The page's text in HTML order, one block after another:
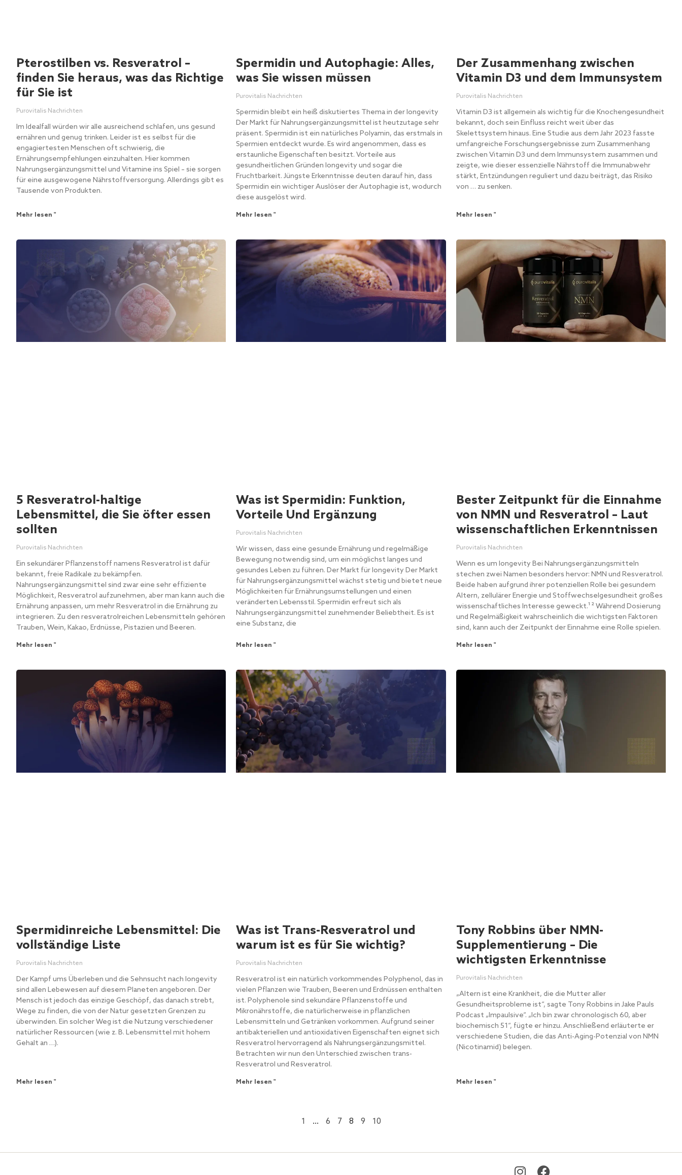
Pterostilben vs. Resveratrol –
finden Sie heraus, was das Richtige
für Sie ist
Purovitalis Nachrichten
Im Idealfall würden wir alle ausreichend schlafen, uns gesund
ernähren und genug trinken. Leider ist es selbst für die
engagiertesten Menschen oft schwierig, die
Ernährungsempfehlungen einzuhalten. Hier kommen
Nahrungsergänzungsmittel und Vitamine ins Spiel – sie sorgen
für eine ausgewogene Nährstoffversorgung. Allerdings gibt es
Tausende von Produkten.
Mehr lesen "
Spermidin und Autophagie: Alles,
was Sie wissen müssen
Purovitalis Nachrichten
Spermidin bleibt ein heiß diskutiertes Thema in der longevity
Der Markt für Nahrungsergänzungsmittel ist heutzutage sehr
präsent. Spermidin ist ein natürliches Polyamin, das erstmals in
Spermien entdeckt wurde. Es wird angenommen, dass es
erstaunliche Eigenschaften besitzt. Vorteile aus
gesundheitlichen Gründen longevity und sogar die
Fruchtbarkeit. Jüngste Erkenntnisse deuten darauf hin, dass
Spermidin ein wichtiger Auslöser der Autophagie ist, wodurch
diese ausgelöst wird.
Mehr lesen "
Der Zusammenhang zwischen
Vitamin D3 und dem Immunsystem
Purovitalis Nachrichten
Vitamin D3 ist allgemein als wichtig für die Knochengesundheit
bekannt, doch sein Einfluss reicht weit über das
Skelettsystem hinaus. Eine Studie aus dem Jahr 2023 fasste
umfangreiche Forschungsergebnisse zum Zusammenhang
zwischen Vitamin D3 und dem Immunsystem zusammen und
zeigte, wie dieser essenzielle Nährstoff die Immunabwehr
stärkt, Entzündungen reguliert und dazu beiträgt, das Risiko
von … zu senken.
Mehr lesen "
5 Resveratrol-haltige
Lebensmittel, die Sie öfter essen
sollten
Purovitalis Nachrichten
Ein sekundärer Pflanzenstoff namens Resveratrol ist dafür
bekannt, freie Radikale zu bekämpfen.
Nahrungsergänzungsmittel sind zwar eine sehr effiziente
Möglichkeit, Resveratrol aufzunehmen, aber man kann auch die
Ernährung anpassen, um mehr Resveratrol in die Ernährung zu
integrieren. Zu den resveratrolreichen Lebensmitteln gehören
Trauben, Wein, Kakao, Erdnüsse, Pistazien und Beeren.
Mehr lesen "
Was ist Spermidin: Funktion,
Vorteile Und Ergänzung
Purovitalis Nachrichten
Wir wissen, dass eine gesunde Ernährung und regelmäßige
Bewegung notwendig sind, um ein möglichst langes und
gesundes Leben zu führen. Der Markt für longevity Der Markt
für Nahrungsergänzungsmittel wächst stetig und bietet neue
Möglichkeiten für Ernährungsumstellungen und einen
veränderten Lebensstil. Spermidin erfreut sich als
Nahrungsergänzungsmittel zunehmender Beliebtheit. Es ist
eine Substanz, die
Mehr lesen "
Bester Zeitpunkt für die Einnahme
von NMN und Resveratrol – Laut
wissenschaftlichen Erkenntnissen
Purovitalis Nachrichten
Wenn es um longevity Bei Nahrungsergänzungsmitteln
stechen zwei Namen besonders hervor: NMN und Resveratrol.
Beide haben aufgrund ihrer potenziellen Rolle bei gesundem
Altern, zellulärer Energie und Stoffwechselgesundheit großes
wissenschaftliches Interesse geweckt.¹ ² Während Dosierung
und Regelmäßigkeit wahrscheinlich die wichtigsten Faktoren
sind, kann auch der Zeitpunkt der Einnahme eine Rolle spielen.
Mehr lesen "
Spermidinreiche Lebensmittel: Die
vollständige Liste
Purovitalis Nachrichten
Der Kampf ums Überleben und die Sehnsucht nach longevity
sind allen Lebewesen auf diesem Planeten angeboren. Der
Mensch ist jedoch das einzige Geschöpf, das danach strebt,
Wege zu finden, die von der Natur gesetzten Grenzen zu
überwinden. Ein solcher Weg ist die Nutzung verschiedener
natürlicher Ressourcen (wie z. B. Lebensmittel mit hohem
Gehalt an …).
Mehr lesen "
Was ist Trans-Resveratrol und
warum ist es für Sie wichtig?
Purovitalis Nachrichten
Resveratrol ist ein natürlich vorkommendes Polyphenol, das in
vielen Pflanzen wie Trauben, Beeren und Erdnüssen enthalten
ist. Polyphenole sind sekundäre Pflanzenstoffe und
Mikronährstoffe, die natürlicherweise in pflanzlichen
Lebensmitteln und Getränken vorkommen. Aufgrund seiner
antibakteriellen und antioxidativen Eigenschaften eignet sich
Resveratrol hervorragend als Nahrungsergänzungsmittel.
Betrachten wir nun den Unterschied zwischen trans-
Resveratrol und Resveratrol.
Mehr lesen "
Tony Robbins über NMN-
Supplementierung – Die
wichtigsten Erkenntnisse
Purovitalis Nachrichten
„Altern ist eine Krankheit, die die Mutter aller
Gesundheitsprobleme ist“, sagte Tony Robbins in Jake Pauls
Podcast „Impaulsive“. „Ich bin zwar chronologisch 60, aber
biochemisch 51“, fügte er hinzu. Anschließend erläuterte er
verschiedene Studien, die das Anti-Aging-Potenzial von NMN
(Nicotinamid) belegen.
Mehr lesen "
1 … 6 7 8 9 10